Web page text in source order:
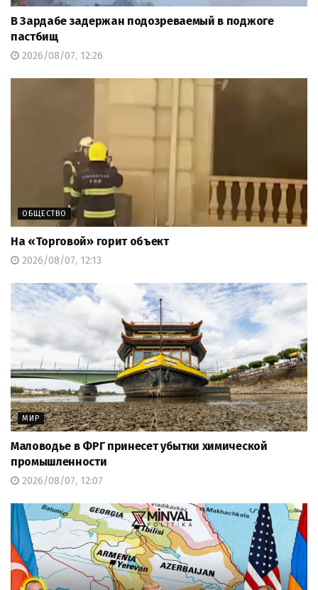
В Зардабе задержан подозреваемый в поджоге
пастбищ
2026/08/07, 12:26
ОБЩЕСТВО
На «Торговой» горит объект
2026/08/07, 12:13
МИР
Маловодье в ФРГ принесет убытки химической
промышленности
2026/08/07, 12:07